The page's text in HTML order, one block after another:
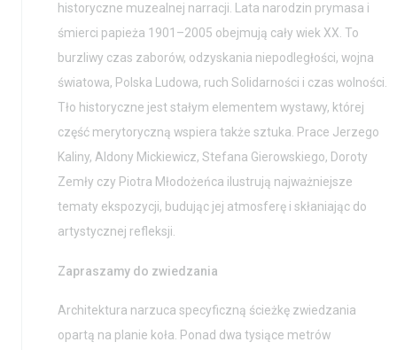
historyczne muzealnej narracji. Lata narodzin prymasa i
śmierci papieża 1901–2005 obejmują cały wiek XX. To
burzliwy czas zaborów, odzyskania niepodległości, wojna
światowa, Polska Ludowa, ruch Solidarności i czas wolności.
Tło historyczne jest stałym elementem wystawy, której
część merytoryczną wspiera także sztuka. Prace Jerzego
Kaliny, Aldony Mickiewicz, Stefana Gierowskiego, Doroty
Zemły czy Piotra Młodożeńca ilustrują najważniejsze
tematy ekspozycji, budując jej atmosferę i skłaniając do
artystycznej refleksji.
Zapraszamy do zwiedzania
Architektura narzuca specyficzną ścieżkę zwiedzania
opartą na planie koła. Ponad dwa tysiące metrów